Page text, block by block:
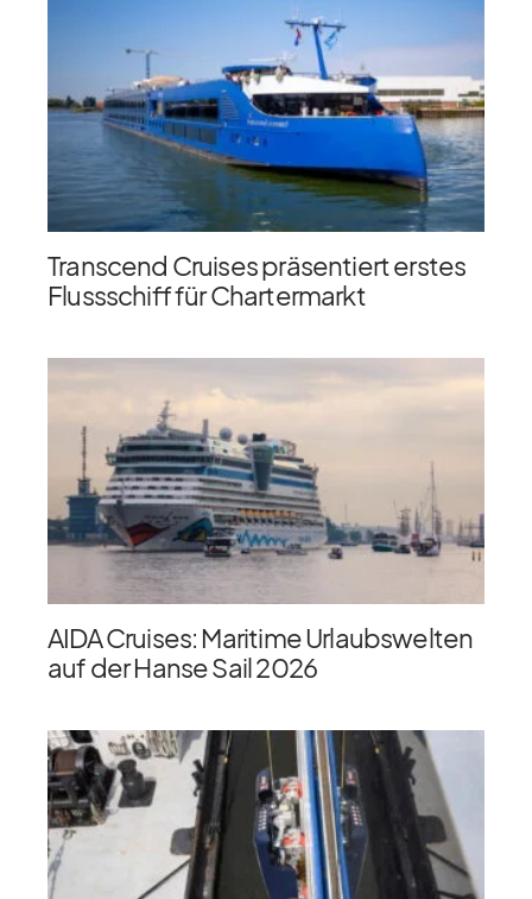
Transcend Cruises präsentiert erstes
Flussschiff für Chartermarkt
AIDA Cruises: Maritime Urlaubswelten
auf der Hanse Sail 2026